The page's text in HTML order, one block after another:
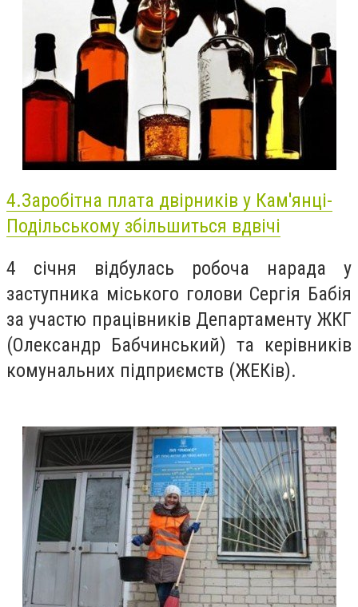
4.Заробітна плата двірників у Кам'янці-
Подільському збільшиться вдвічі
4 січня відбулась робоча нарада у
заступника міського голови Сергія Бабія
за участю працівників Департаменту ЖКГ
(Олександр Бабчинський) та керівників
комунальних підприємств (ЖЕКів).